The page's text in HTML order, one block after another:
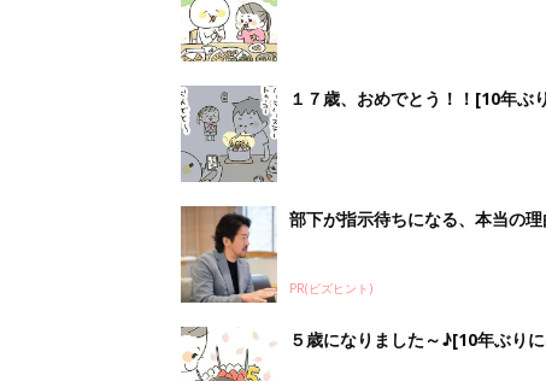
１７歳、おめでとう！！[10年ぶ
部下が指示待ちになる、本当の
PR(ビズヒント)
５歳になりました～♪[10年ぶり